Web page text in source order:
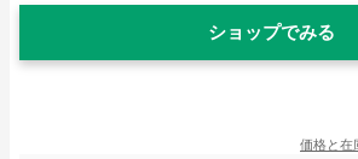
ショップでみる
価格と在